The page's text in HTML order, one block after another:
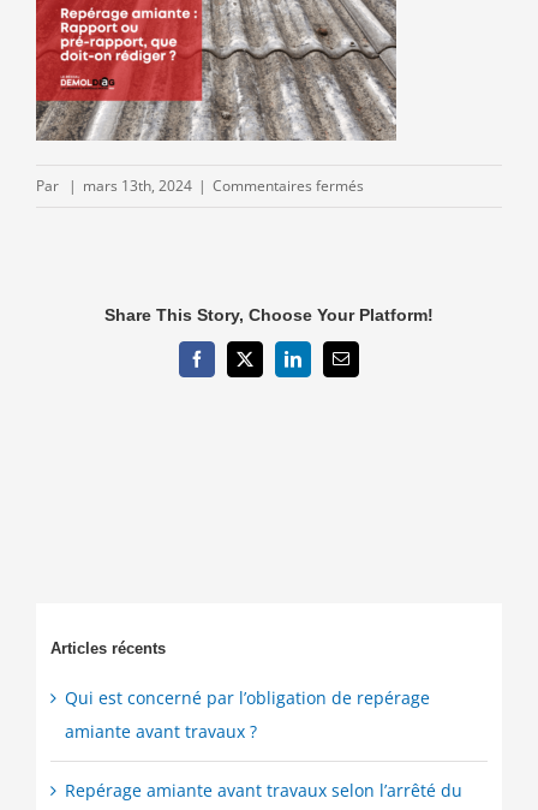
Par | mars 13th, 2024 | Commentaires fermés
Share This Story, Choose Your Platform!
Facebook
X LinkedInEmail
Articles récents
Qui est concerné par l’obligation de repérage
amiante avant travaux ?
Repérage amiante avant travaux selon l’arrêté du